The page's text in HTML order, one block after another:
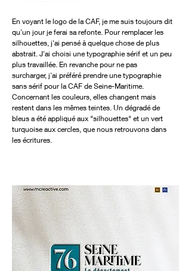
En voyant le logo de la CAF, je me suis toujours dit
qu'un jour je ferai sa refonte. Pour remplacer les
silhouettes, j'ai pensé à quelque chose de plus
abstrait. J'ai choisi une typographie sérif et un peu
plus travaillée. En revanche pour ne pas
surcharger, j'ai préféré prendre une typographie
sans sérif pour la CAF de Seine-Maritime.
Concernant les couleurs, elles changent mais
restent dans les mêmes teintes. Un dégradé de
bleus a été appliqué aux "silhouettes" et un vert
turquoise aux cercles, que nous retrouvons dans
les écritures.